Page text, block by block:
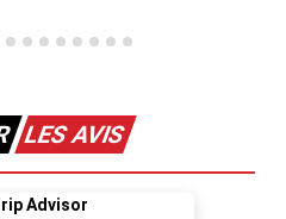
LES AVIS
Advisor